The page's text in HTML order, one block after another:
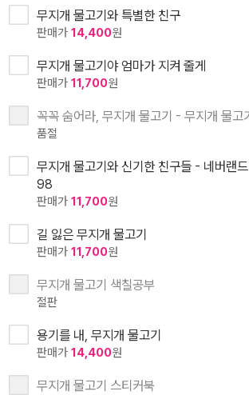
무지개 물고기와 특별한 친구
판매가 14,400원
무지개 물고기야 엄마가 지켜 줄게
판매가 11,700원
꼭꼭 숨어라, 무지개 물고기 - 무지개 물고
품절
무지개 물고기와 신기한 친구들 - 네버랜
98
판매가 11,700원
길 잃은 무지개 물고기
판매가 11,700원
무지개 물고기 색칠공부
절판
용기를 내, 무지개 물고기
판매가 14,400원
무지개 물고기 스티커북